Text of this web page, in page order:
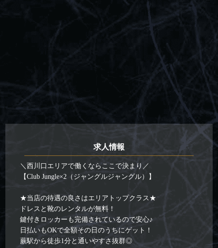
求人情報
＼西川口エリアで働くならここで決まり／
【Club Jungle×2（ジャングルジャングル）】
★当店の待遇の良さはエリアトップクラス★
ドレスと靴のレンタルが無料！
鍵付きロッカーも完備されているので安心♪
日払いもOKで全額その日のうちにゲット！
蕨駅から徒歩1分と通いやすさ抜群◎